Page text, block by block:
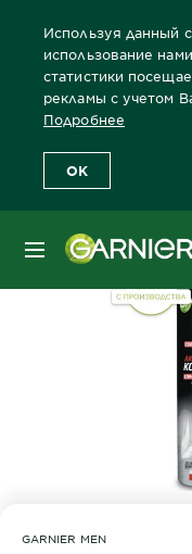
Используя данный
использование
статистики
рекламы с учетом
Подробнее
OK
МЕНЮ
Главная Дезодоранты
GARNIER MEN